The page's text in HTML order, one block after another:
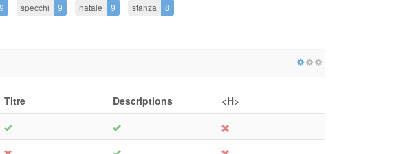
9 specchi 9 natale 9 stanza 8
Titre Descriptions
<H>